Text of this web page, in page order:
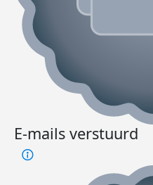
E-mails verstuurd